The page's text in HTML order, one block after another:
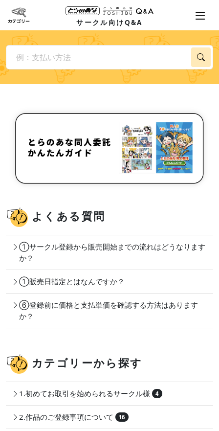
サークル向けQ&A
よくある質問
①サークル登録から販売開始までの流れはどうなります
か？
①販売日指定とはなんですか？
⑥登録前に価格と支払単価を確認する方法はあります
か？
カテゴリーから探す
1.初めてお取引を始められるサークル様 4
2.作品のご登録事項について 16